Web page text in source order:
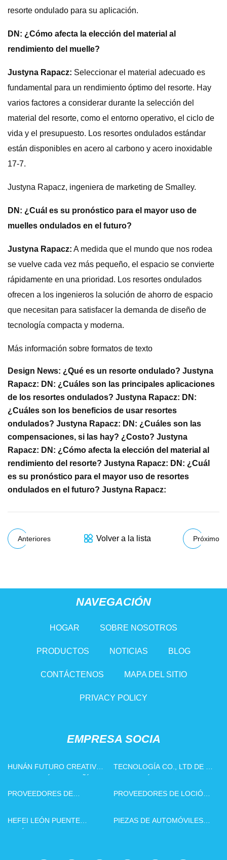
resorte ondulado para su aplicación.
DN: ¿Cómo afecta la elección del material al
rendimiento del muelle?
Justyna Rapacz: Seleccionar el material adecuado es
fundamental para un rendimiento óptimo del resorte. Hay
varios factores a considerar durante la selección del
material del resorte, como el entorno operativo, el ciclo de
vida y el presupuesto. Los resortes ondulados estándar
están disponibles en acero al carbono y acero inoxidable
17-7.
Justyna Rapacz, ingeniera de marketing de Smalley.
DN: ¿Cuál es su pronóstico para el mayor uso de
muelles ondulados en el futuro?
Justyna Rapacz: A medida que el mundo que nos rodea
se vuelve cada vez más pequeño, el espacio se convierte
rápidamente en una prioridad. Los resortes ondulados
ofrecen a los ingenieros la solución de ahorro de espacio
que necesitan para satisfacer la demanda de diseño de
tecnología compacta y moderna.
Más información sobre formatos de texto
Design News: ¿Qué es un resorte ondulado? Justyna
Rapacz: DN: ¿Cuáles son las principales aplicaciones
de los resortes ondulados? Justyna Rapacz: DN:
¿Cuáles son los beneficios de usar resortes
ondulados? Justyna Rapacz: DN: ¿Cuáles son las
compensaciones, si las hay? ¿Costo? Justyna
Rapacz: DN: ¿Cómo afecta la elección del material al
rendimiento del resorte? Justyna Rapacz: DN: ¿Cuál
es su pronóstico para el mayor uso de resortes
ondulados en el futuro? Justyna Rapacz:
Anteriores Volver a la lista Próximo
NAVEGACIÓN
HOGAR SOBRE NOSOTROS
PRODUCTOS NOTICIAS BLOG
CONTÁCTENOS MAPA DEL SITIO
PRIVACY POLICY
EMPRESA SOCIA
HUNÁN FUTURO CREATIVO
LIMITADO
TECNOLOGÍA CO., LTD DE LA
ZHUOAN
PROVEEDORES DE
PROVEEDORES DE LOCIÓN
HEFEI LEÓN PUENTE
PIEZAS DE AUTOMÓVILES